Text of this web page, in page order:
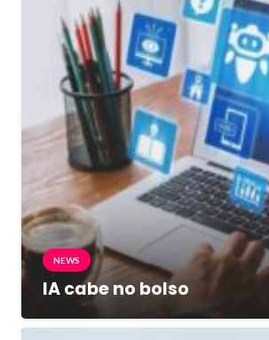
NEWS
IA cabe no bolso